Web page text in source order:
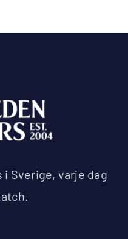
Sverige, varje dag